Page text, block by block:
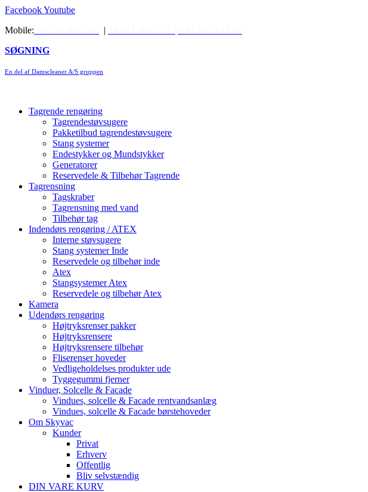
Videre
indhold
FacebookYoutube
Mobile:
|
SØGNING
En del af Damscleaner A/S gruppen
Tagrende rengøring
Tagrendestøvsugere
Pakketilbud tagrendestøvsugere
Stang systemer
Endestykker og Mundstykker
Generatorer
Reservedele & Tilbehør Tagrende
Tagrensning
Tagskraber
Tagrensning med vand
Tilbehør tag
Indendørs rengøring / ATEX
Interne støvsugere
Stang systemer Inde
Reservedele og tilbehør inde
Atex
Stangsystemer Atex
Reservedele og tilbehør Atex
Kamera
Udendørs rengøring
Højtryksrenser pakker
Højtryksrensere
Højtryksrensere tilbehør
Fliserenser hoveder
Vedligeholdelses produkter ude
Tyggegummi fjerner
Vinduer, Solcelle & Facade
Vindues, solcelle & Facade rentvandsanlæg
Vindues, solcelle & Facade børstehoveder
Om Skyvac
Kunder
Privat
Erhverv
Offentlig
Bliv selvstændig
DIN VARE KURV